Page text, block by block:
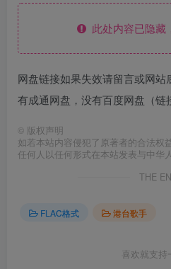
此处内容已隐藏
网盘链接如果失效请留言或网站
有成通网盘，没有百度网盘（链
© 版权声明
如若本站内容侵犯了原著者的合法权
任何人以任何形式在本站发表与中华
THE
FLAC格式 港台歌手
喜欢就支持